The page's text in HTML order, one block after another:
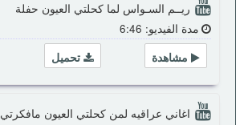
ريــم السـواس لما كحلتي العيون حفلة
مدة الفيديو: 6:46
تحميل
مشاهدة
اغاني عراقيه لمن كحلتي العيون مافكرتي